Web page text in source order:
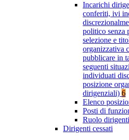
Incarichi
conferiti, ivi
politico senza
selezione e
organizzativa
pubblicare in
seguenti
individuati
posizione
dirigenziali) 6
Elenco
Posti di
Ruolo dirigenti
Dirigenti cessati